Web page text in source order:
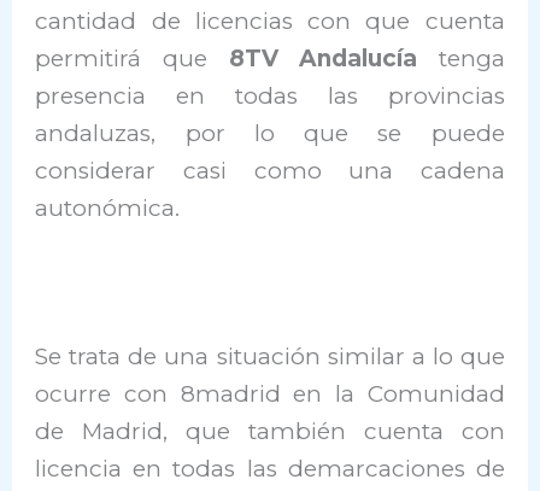
cantidad de licencias con que cuenta
permitirá que 8TV Andalucía tenga
presencia en todas las provincias
andaluzas, por lo que se puede
considerar casi como una cadena
autonómica.
Se trata de una situación similar a lo que
ocurre con 8madrid en la Comunidad
de Madrid, que también cuenta con
licencia en todas las demarcaciones de